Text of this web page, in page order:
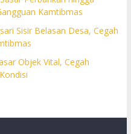
Kamtibmas
Sisir Belasan Desa, Cegah
Objek Vital, Cegah